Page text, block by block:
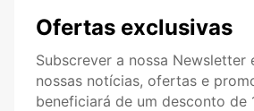
Ofertas exclusivas
Subscrever a nossa Newsletter
nossas notícias, ofertas e
beneficiará de um desconto de